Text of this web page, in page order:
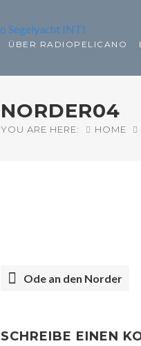
ÜBER RADIOPELICANO
NORDER04
YOU ARE HERE: HOME
NAVIGATION
Ode an den Norder
SCHREIBE EINEN